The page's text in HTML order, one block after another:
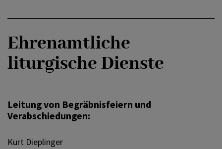
Ehrenamtliche
liturgische Dienste
Leitung von Begräbnisfeiern und
Verabschiedungen:
Kurt Dieplinger